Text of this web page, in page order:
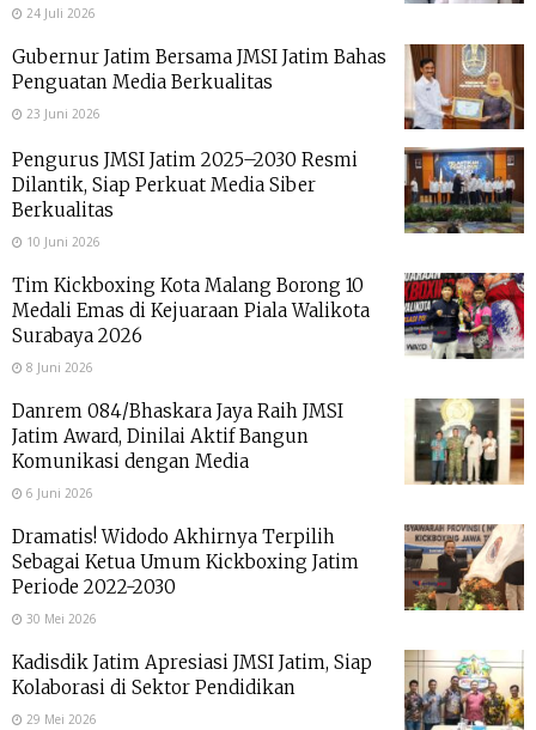
24 Juli 2026
Gubernur Jatim Bersama JMSI Jatim Bahas
Penguatan Media Berkualitas
23 Juni 2026
Pengurus JMSI Jatim 2025–2030 Resmi
Dilantik, Siap Perkuat Media Siber
Berkualitas
10 Juni 2026
Tim Kickboxing Kota Malang Borong 10
Medali Emas di Kejuaraan Piala Walikota
Surabaya 2026
8 Juni 2026
Danrem 084/Bhaskara Jaya Raih JMSI
Jatim Award, Dinilai Aktif Bangun
Komunikasi dengan Media
6 Juni 2026
Dramatis! Widodo Akhirnya Terpilih
Sebagai Ketua Umum Kickboxing Jatim
Periode 2022-2030
30 Mei 2026
Kadisdik Jatim Apresiasi JMSI Jatim, Siap
Kolaborasi di Sektor Pendidikan
29 Mei 2026